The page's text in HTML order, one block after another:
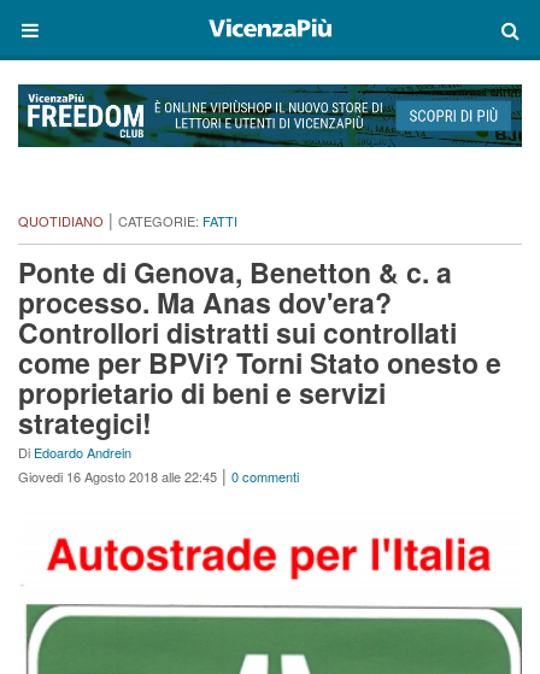
QUOTIDIANO | CATEGORIE: FATTI
Ponte di Genova, Benetton & c. a
processo. Ma Anas dov'era?
Controllori distratti sui controllati
come per BPVi? Torni Stato onesto e
proprietario di beni e servizi
strategici!
Di Edoardo Andrein
Giovedi 16 Agosto 2018 alle 22:45 | 0 commenti